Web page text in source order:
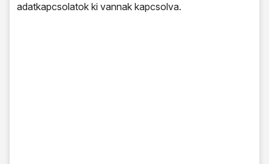
adatkapcsolatok ki vannak kapcsolva.